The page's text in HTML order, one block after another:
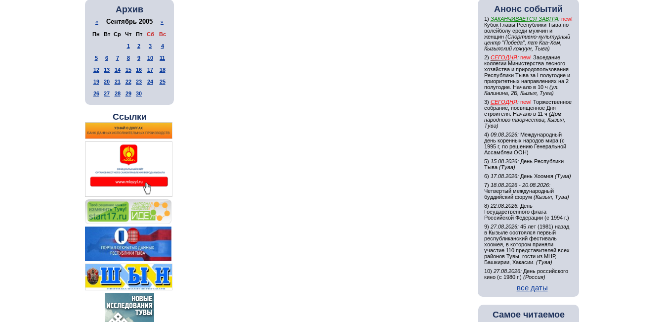
Архив
« Сентябрь 2005 »
Пн Вт Ср Чт Пт Сб
Вс
1
2 3
4
5
6 7 8 9 10
11
12
13 14 15 16 17
18
19
20 21 22 23 24
25
26
27 28 29 30
Ссылки
Анонс событий
1) ЗАКАНЧИВАЕТСЯ ЗАВТРА: new!
Кубок Главы Республики Тыва по
волейболу среди мужчин и
женщин (Спортивно-культурный
центр "Победа", пгт Каа-Хем,
Кызылский кожуун, Тыва)
2) СЕГОДНЯ: new! Заседание
коллегии Министерства лесного
хозяйства и природопользования
Республики Тыва за I полугодие и
приоритетных направлениях на 2
полугодие. Начало в 10 ч (ул.
Калинина, 2Б, Кызыл, Тува)
3) СЕГОДНЯ: new! Торжественное
собрание, посвященное Дня
строителя. Начало в 11 ч (Дом
народного творчества, Кызыл,
Тува)
4) 09.08.2026: Международный
день коренных народов мира (с
1995 г, по решению Генеральной
Ассамблеи ООН)
5) 15.08.2026: День Республики
Тыва (Тува)
6) 17.08.2026: День Хоомея (Тува)
7) 18.08.2026 - 20.08.2026:
Четвертый международный
буддийский форум (Кызыл, Тува)
8) 22.08.2026: День
Государственного флага
Российской Федерации (с 1994 г.)
9) 27.08.2026: 45 лет (1981) назад
в Кызыле состоялся первый
республиканский фестиваль
хоомея, в котором приняли
участие 110 представителей всех
районов Тувы, гости из МНР,
Башкирии, Хакасии. (Тува)
10) 27.08.2026: День российского
кино (с 1980 г.) (Россия)
все даты
Самое читаемое